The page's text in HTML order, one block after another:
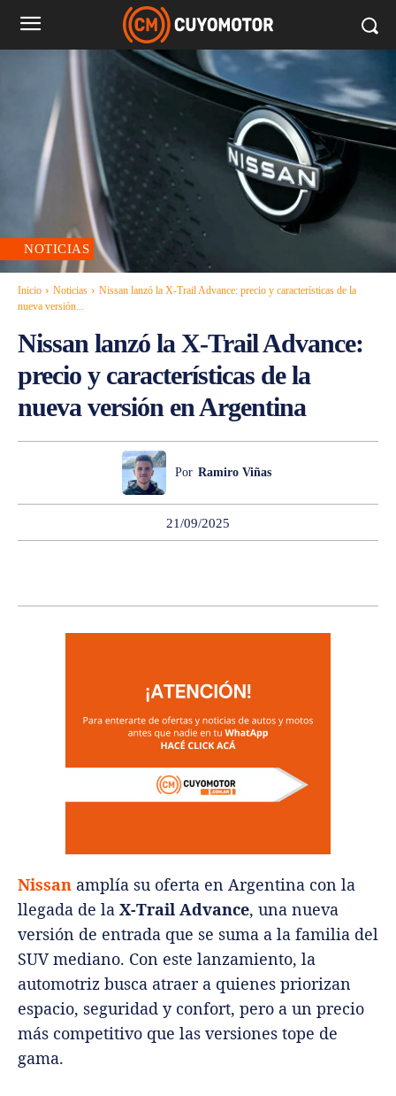
NOTICIAS
Inicio Noticias
Nissan lanzó la X-Trail Advance: precio y características de la
nueva versión...
Nissan lanzó la X-Trail Advance:
precio y características de la
nueva versión en Argentina
Por Ramiro Viñas
21/09/2025
Nissan amplía su oferta en Argentina con la
llegada de la X-Trail Advance, una nueva
versión de entrada que se suma a la familia del
SUV mediano. Con este lanzamiento, la
automotriz busca atraer a quienes priorizan
espacio, seguridad y confort, pero a un precio
más competitivo que las versiones tope de
gama.